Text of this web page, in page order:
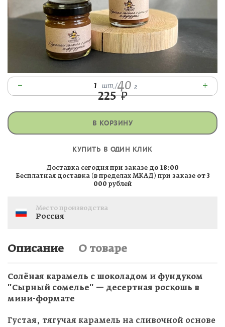
– 1 шт. /40 г +
225₽
В КОРЗИНУ
КУПИТЬ В ОДИН КЛИК
Доставка сегодня при заказе до 18:00
Бесплатная доставка (в пределах МКАД) при заказе от 3
000 рублей
Место производства
Россия
Описание О товаре
Солёная карамель с шоколадом и фундуком
"Сырный сомелье" — десертная роскошь в
мини-формате
Густая, тягучая карамель на сливочной основе